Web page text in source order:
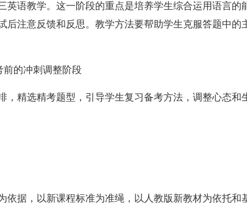
英语教学。这一阶段的重点是培养学生综合运用语言的
后注意反馈和反思。教学方法要帮助学生克服答题中的
前的冲刺调整阶段
，精选精考题型，引导学生复习备考方法，调整心态和
依据，以新课程标准为准绳，以人教版新教材为依托和